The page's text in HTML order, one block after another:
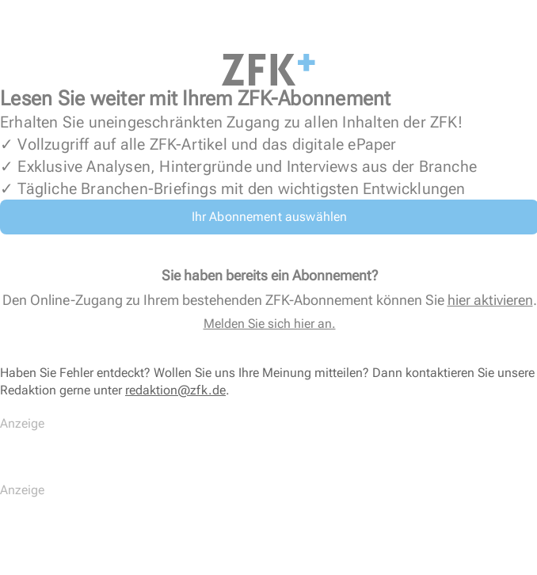
Lesen Sie weiter mit Ihrem ZFK-Abonnement
Erhalten Sie uneingeschränkten Zugang zu allen Inhalten der ZFK!
✓ Vollzugriff auf alle ZFK-Artikel und das digitale ePaper
✓ Exklusive Analysen, Hintergründe und Interviews aus der Branche
✓ Tägliche Branchen-Briefings mit den wichtigsten Entwicklungen
Ihr Abonnement auswählen
Sie haben bereits ein Abonnement?
Den Online-Zugang zu Ihrem bestehenden ZFK-Abonnement können Sie hier aktivieren.
Melden Sie sich hier an.
Haben Sie Fehler entdeckt? Wollen Sie uns Ihre Meinung mitteilen? Dann kontaktieren Sie unsere
Redaktion gerne unter redaktion@zfk.de.